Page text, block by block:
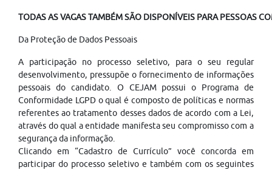
TODAS AS VAGAS TAMBÉM SÃO DISPONÍVEIS PARA PESSOAS
Da Proteção de Dados Pessoais
A participação no processo seletivo, para o seu regular
desenvolvimento, pressupõe o fornecimento de informações
pessoais do candidato. O CEJAM possui o Programa de
Conformidade LGPD o qual é composto de políticas e normas
referentes ao tratamento desses dados de acordo com a Lei,
através do qual a entidade manifesta seu compromisso com a
segurança da informação.
Clicando em “Cadastro de Currículo” você concorda em
participar do processo seletivo e também com os seguintes